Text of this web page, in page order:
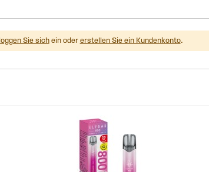
loggen Sie sichein oder erstellen Sie ein Kundenkonto.